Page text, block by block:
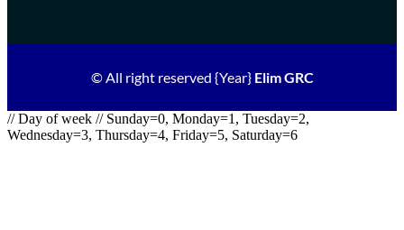
© All right reserved {Year} Elim GRC
// Day of week // Sunday=0, Monday=1, Tuesday=2,
Wednesday=3, Thursday=4, Friday=5, Saturday=6